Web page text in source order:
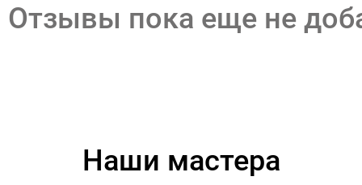
Отзывы пока еще не
Наши мастера